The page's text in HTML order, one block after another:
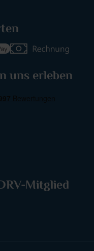
uns erleben
Mitglied